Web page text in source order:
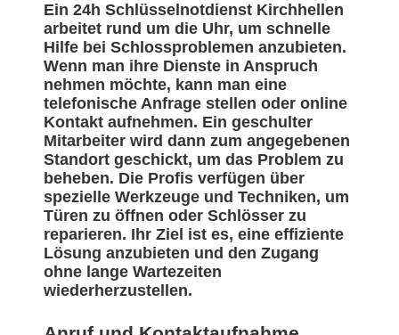
Ein 24h Schlüsselnotdienst Kirchhellen
arbeitet rund um die Uhr, um schnelle
Hilfe bei Schlossproblemen anzubieten.
Wenn man ihre Dienste in Anspruch
nehmen möchte, kann man eine
telefonische Anfrage stellen oder online
Kontakt aufnehmen. Ein geschulter
Mitarbeiter wird dann zum angegebenen
Standort geschickt, um das Problem zu
beheben. Die Profis verfügen über
spezielle Werkzeuge und Techniken, um
Türen zu öffnen oder Schlösser zu
reparieren. Ihr Ziel ist es, eine effiziente
Lösung anzubieten und den Zugang
ohne lange Wartezeiten
wiederherzustellen.